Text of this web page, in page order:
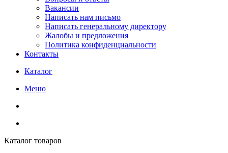
Вакансии
Написать нам письмо
Написать генеральному директору
Жалобы и предложения
Политика конфиденциальности
Контакты
Каталог
Меню
Каталог товаров